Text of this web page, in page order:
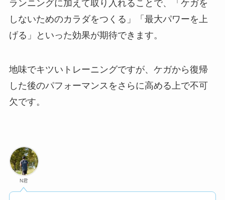
しないためのカラダをつくる」「最大パワーを上
げる」といった効果が期待できます。
した後のパフォーマンスをさらに高める上で不可
欠です。
N君